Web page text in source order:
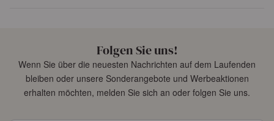
Folgen Sie uns!
Wenn Sie über die neuesten Nachrichten auf dem Laufenden
bleiben oder unsere Sonderangebote und Werbeaktionen
erhalten möchten, melden Sie sich an oder folgen Sie uns.